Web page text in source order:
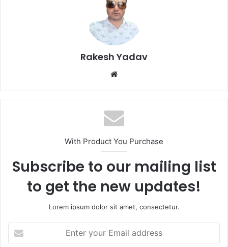
Rakesh Yadav
b
s
i
e
With Product You Purchase
Subscribe to our mailing list
to get the new updates!
Lorem ipsum dolor sit amet, consectetur.